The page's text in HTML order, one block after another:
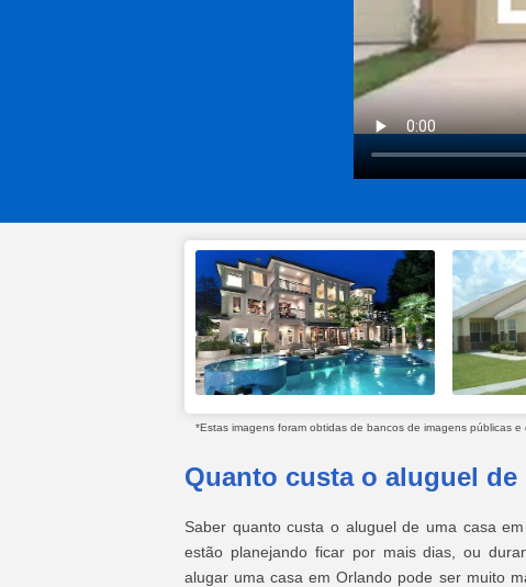
*Estas imagens foram obtidas de bancos de imagens públicas
Quanto custa o aluguel
Saber quanto custa o aluguel de uma casa
estão planejando ficar por mais dias, ou
alugar uma casa em Orlando pode ser muito